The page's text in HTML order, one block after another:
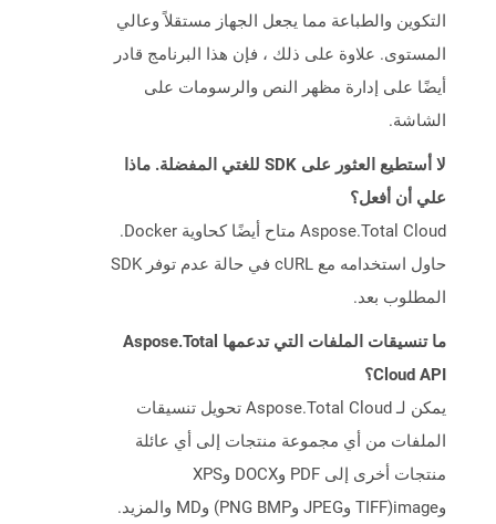
التكوين والطباعة مما يجعل الجهاز مستقلاً وعالي
المستوى. علاوة على ذلك ، فإن هذا البرنامج قادر
أيضًا على إدارة مظهر النص والرسومات على
الشاشة.
لا أستطيع العثور على SDK للغتي المفضلة. ماذا
علي أن أفعل؟
Aspose.Total Cloud متاح أيضًا كحاوية Docker.
حاول استخدامه مع cURL في حالة عدم توفر SDK
المطلوب بعد.
ما تنسيقات الملفات التي تدعمها Aspose.Total
Cloud API؟
يمكن لـ Aspose.Total Cloud تحويل تنسيقات
الملفات من أي مجموعة منتجات إلى أي عائلة
منتجات أخرى إلى PDF وDOCX وXPS
وimage(TIFF وJPEG وPNG BMP) وMD والمزيد.